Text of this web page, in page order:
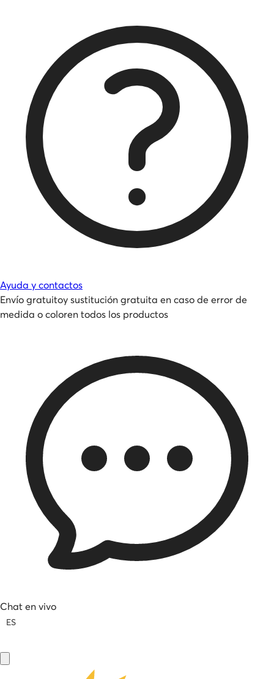
Ayuda y contactos
Envío gratuitoysustitución gratuita en caso de error de
medida o coloren todos los productos
Chat en vivo
ES